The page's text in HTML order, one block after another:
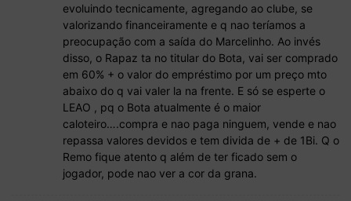
evoluindo tecnicamente, agregando ao clube, se
valorizando financeiramente e q nao teríamos a
preocupação com a saída do Marcelinho. Ao invés
disso, o Rapaz ta no titular do Bota, vai ser comprado
em 60% + o valor do empréstimo por um preço mto
abaixo do q vai valer la na frente. E só se esperte o
LEAO , pq o Bota atualmente é o maior
caloteiro….compra e nao paga ninguem, vende e nao
repassa valores devidos e tem divida de + de 1Bi. Q o
Remo fique atento q além de ter ficado sem o
jogador, pode nao ver a cor da grana.